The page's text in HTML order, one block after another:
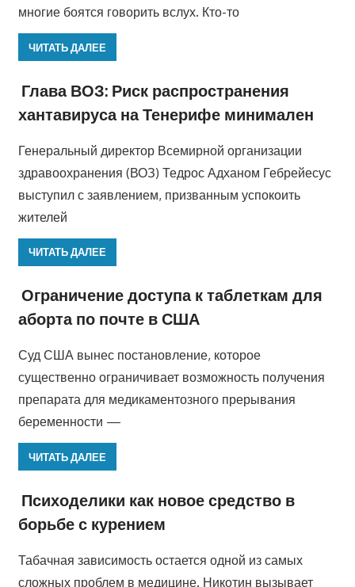
многие боятся говорить вслух. Кто-то
ЧИТАТЬ ДАЛЕЕ
Глава ВОЗ: Риск распространения
хантавируса на Тенерифе минимален
Генеральный директор Всемирной организации
здравоохранения (ВОЗ) Тедрос Адханом Гебрейесус
выступил с заявлением, призванным успокоить
жителей
ЧИТАТЬ ДАЛЕЕ
Ограничение доступа к таблеткам для
аборта по почте в США
Суд США вынес постановление, которое
существенно ограничивает возможность получения
препарата для медикаментозного прерывания
беременности —
ЧИТАТЬ ДАЛЕЕ
Психоделики как новое средство в
борьбе с курением
Табачная зависимость остается одной из самых
сложных проблем в медицине. Никотин вызывает